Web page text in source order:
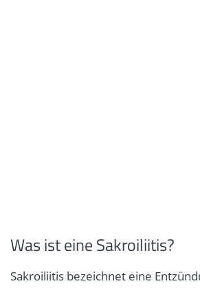
Was ist eine Sakroiliitis?
Sakroiliitis bezeichnet eine